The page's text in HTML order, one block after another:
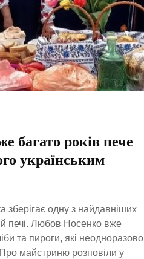
багато років пече
українським
зберігає одну з найдавніших
печі. Любов Носенко вже
та пироги, які неодноразово
майстриню розповіли у